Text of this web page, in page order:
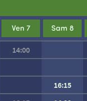
Ven 7 Sam 8
14:00
16:15